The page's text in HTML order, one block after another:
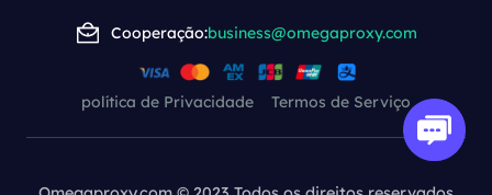
Cooperação:business@omegaproxy.com
política de Privacidade Termos de Serviço